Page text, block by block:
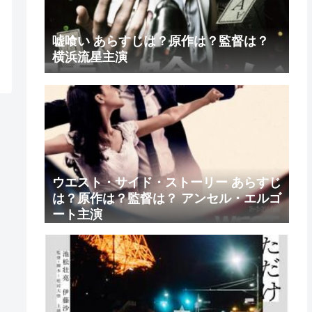
嘘喰い あらすじは？原作は？監督は？
横浜流星主演
ウエスト・サイド・ストーリー あらすじ
は？原作は？監督は？ アンセル・エルゴ
ート主演